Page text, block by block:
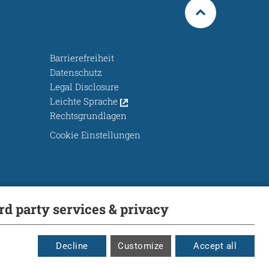
Barrierefreiheit
Datenschutz
Legal Disclosure
Leichte Sprache
Rechtsgrundlagen
Cookie Einstellungen
party services & privacy
Decline Customize Accept all